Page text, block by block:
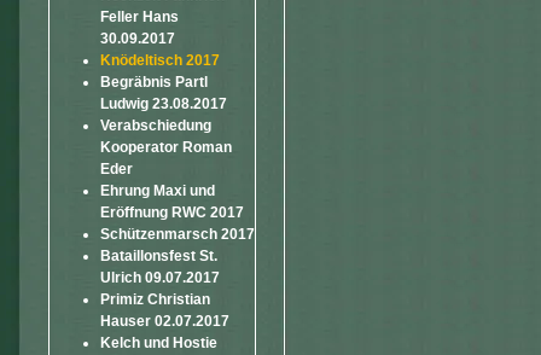
Feller Hans
30.09.2017
Knödeltisch 2017
Begräbnis Partl
Ludwig 23.08.2017
Verabschiedung
Kooperator Roman
Eder
Ehrung Maxi und
Eröffnung RWC 2017
Schützenmarsch 2017
Bataillonsfest St.
Ulrich 09.07.2017
Primiz Christian
Hauser 02.07.2017
Kelch und Hostie